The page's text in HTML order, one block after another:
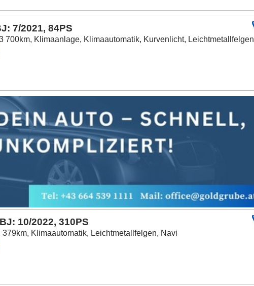
7/2021, 84PS
700km, Klimaanlage, Klimaautomatik, Kurvenlicht, Leichtmetallfelgen
10/2022, 310PS
379km, Klimaautomatik, Leichtmetallfelgen, Navi